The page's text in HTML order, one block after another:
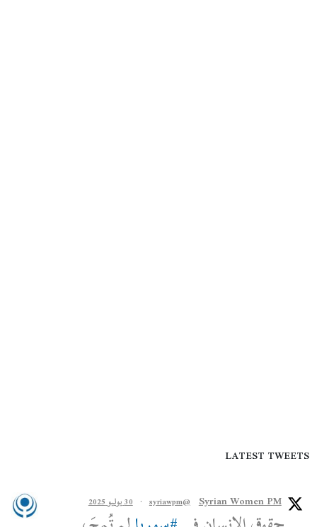
LATEST TWEETS
Syrian Women PM
@syriawpm
· 30 يوليو 2025